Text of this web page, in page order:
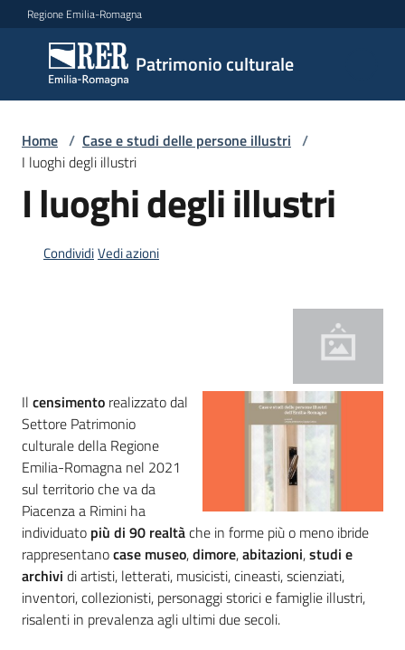
Vai al contenuto
Vai alla navigazione
Vai al footer
Regione Emilia-Romagna
Patrimonio culturale
Patrimonio
culturale
Argomenti
Bandi
Piani
Programmi
Progetti
Mediateca
Giuseppe
Home / Case e studi delle persone illustri /
I luoghi degli illustri
I luoghi degli illustri
CondividiVedi azioni
Il censimento realizzato dal
Settore Patrimonio
culturale della Regione
Emilia-Romagna nel 2021
sul territorio che va da
Piacenza a Rimini ha
individuato più di 90 realtàche in forme più o meno ibride
rappresentanocase museo,dimore,abitazioni,studi e
archivi di artisti, letterati, musicisti, cineasti, scienziati,
inventori, collezionisti, personaggi storici e famiglie illustri,
risalenti in prevalenza agli ultimi due secoli.